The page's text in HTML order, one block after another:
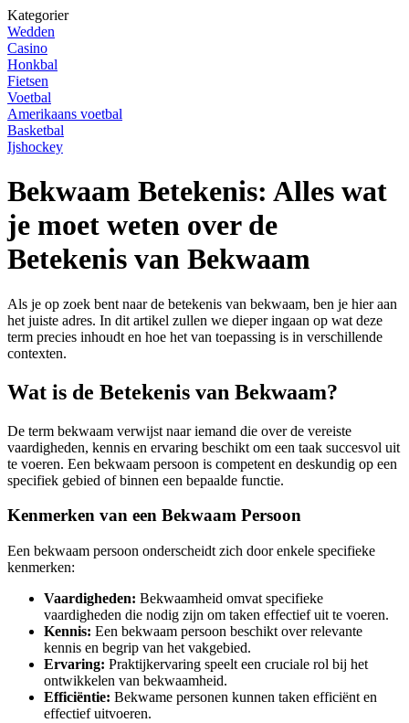
Kategorier
Wedden
Casino
Honkbal
Fietsen
Voetbal
Amerikaans voetbal
Basketbal
Ijshockey
Bekwaam Betekenis: Alles wat
je moet weten over de
Betekenis van Bekwaam
Als je op zoek bent naar de betekenis van bekwaam, ben je hier aan
het juiste adres. In dit artikel zullen we dieper ingaan op wat deze
term precies inhoudt en hoe het van toepassing is in verschillende
contexten.
Wat is de Betekenis van Bekwaam?
De term bekwaam verwijst naar iemand die over de vereiste
vaardigheden, kennis en ervaring beschikt om een taak succesvol uit
te voeren. Een bekwaam persoon is competent en deskundig op een
specifiek gebied of binnen een bepaalde functie.
Kenmerken van een Bekwaam Persoon
Een bekwaam persoon onderscheidt zich door enkele specifieke
kenmerken:
Vaardigheden: Bekwaamheid omvat specifieke
vaardigheden die nodig zijn om taken effectief uit te voeren.
Kennis: Een bekwaam persoon beschikt over relevante
kennis en begrip van het vakgebied.
Ervaring: Praktijkervaring speelt een cruciale rol bij het
ontwikkelen van bekwaamheid.
Efficiëntie: Bekwame personen kunnen taken efficiënt en
effectief uitvoeren.